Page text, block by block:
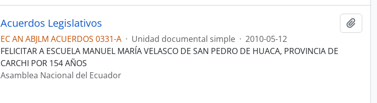
Acuerdos Legislativos
EC AN ABJLM ACUERDOS 0331-A · Unidad documental simple · 2010-05-12
FELICITAR A ESCUELA MANUEL MARÍA VELASCO DE SAN PEDRO DE HUACA, PROVINCIA DE
CARCHI POR 154 AÑOS
Asamblea Nacional del Ecuador